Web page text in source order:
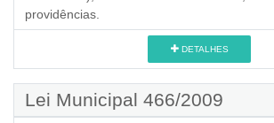
providências.
DETALHES
Lei Municipal 466/2009